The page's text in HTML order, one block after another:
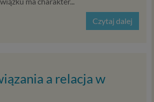
Czytaj dalej
a relacja w
serwisu i marketingowym.
dokładna lista Zaufanych Partnerow,
i ich przetwarzania przez nas i